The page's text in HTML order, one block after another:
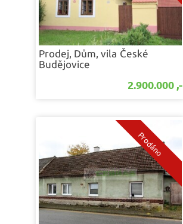
Prodej, Dům, vila České
Budějovice
2.900.000 ,-